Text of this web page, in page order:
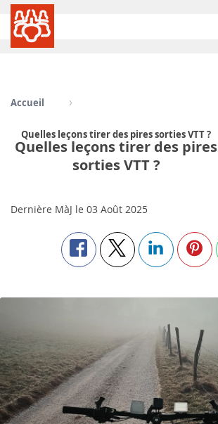
Accueil
Quelles leçons tirer des pires sorties VTT ?
Quelles leçons tirer des pires
sorties VTT ?
Dernière MàJ le03 Août 2025